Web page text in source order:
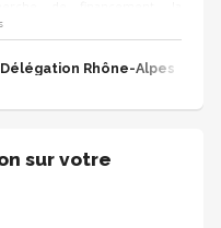
jusqu'à la clôture du
des adhésions et des
etc.) pour pérenniser
Rhône-Alpes
sur votre